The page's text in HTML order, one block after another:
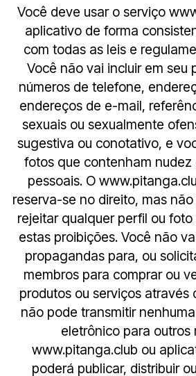
Você deve usar o serviço
aplicativo de forma
com todas as leis e
Você não vai incluir em seu
números de telefone,
endereços de e-mail,
sexuais ou sexualmente
sugestiva ou conotativo, e
fotos que contenham nudez
pessoais. O
reserva-se no direito, mas
rejeitar qualquer perfil ou
estas proibições. Você não
propagandas para, ou
membros para comprar ou
produtos ou serviços através
não pode transmitir
eletrônico para outros
www.pitanga.club ou
poderá publicar, distribuir